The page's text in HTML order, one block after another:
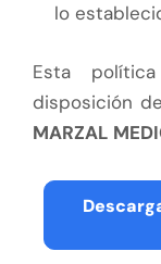
lo
Esta
disposición
MARZAL